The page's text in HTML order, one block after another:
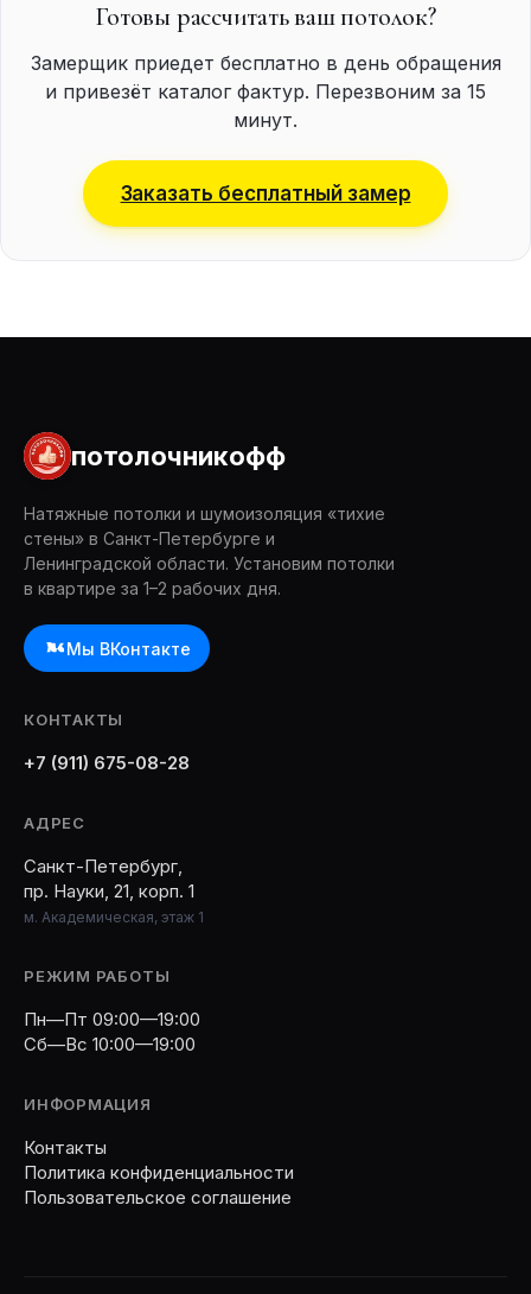
Готовы рассчитать ваш потолок?
Замерщик приедет бесплатно в день обращения
и привезёт каталог фактур. Перезвоним за 15
минут.
Заказать бесплатный замер
потолочникофф
Натяжные потолки и шумоизоляция «тихие
стены» в Санкт-Петербурге и
Ленинградской области. Установим потолки
в квартире за 1–2 рабочих дня.
Мы ВКонтакте
КОНТАКТЫ
+7 (911) 675-08-28
АДРЕС
Санкт-Петербург,
пр. Науки, 21, корп. 1
м. Академическая, этаж 1
РЕЖИМ РАБОТЫ
Пн—Пт 09:00—19:00
Сб—Вс 10:00—19:00
ИНФОРМАЦИЯ
Контакты
Политика конфиденциальности
Пользовательское соглашение